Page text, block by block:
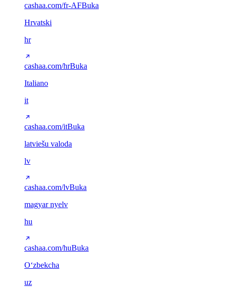
cashaa.com/fr-AFBuka
Hrvatski
hr
cashaa.com/hrBuka
Italiano
it
cashaa.com/itBuka
latviešu valoda
lv
cashaa.com/lvBuka
magyar nyelv
hu
cashaa.com/huBuka
Oʻzbekcha
uz